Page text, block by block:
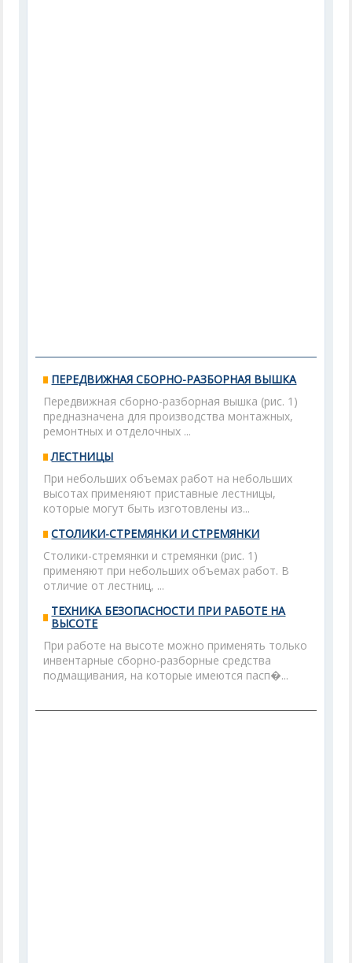
ПЕРЕДВИЖНАЯ СБОРНО-РАЗБОРНАЯ ВЫШКА
Передвижная сборно-разборная вышка (рис. 1)
предназначена для производства монтажных,
ремонтных и отделочных ...
ЛЕСТНИЦЫ
При небольших объемах работ на небольших
высотах применяют приставные лестницы,
которые могут быть изготовлены из...
СТОЛИКИ-СТРЕМЯНКИ И СТРЕМЯНКИ
Столики-стремянки и стремянки (рис. 1)
применяют при небольших объемах работ. В
отличие от лестниц, ...
ТЕХНИКА БЕЗОПАСНОСТИ ПРИ РАБОТЕ НА
ВЫСОТЕ
При работе на высоте можно применять только
инвентарные сборно-разборные средства
подмащивания, на которые имеются пасп�...